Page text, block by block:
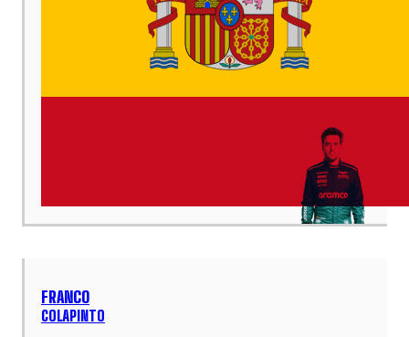
FRANCO
COLAPINTO